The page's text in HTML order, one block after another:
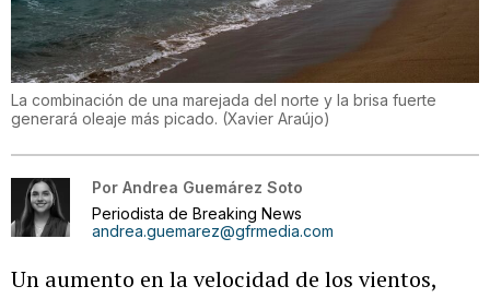
La combinación de una marejada del norte y la brisa fuerte
generará oleaje más picado. (Xavier Araújo)
Por Andrea Guemárez Soto
Periodista de Breaking News
andrea.guemarez@gfrmedia.com
Un aumento en la velocidad de los vientos,